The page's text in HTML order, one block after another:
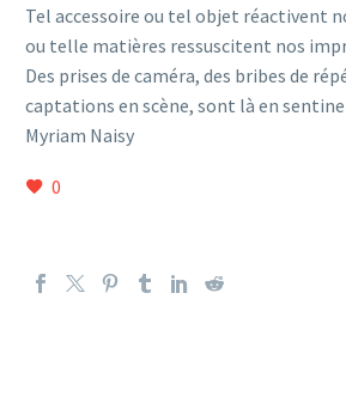
Tel accessoire ou tel objet réactivent
ou telle matières ressuscitent nos
Des prises de caméra, des bribes de
captations en scène, sont là en
Myriam Naisy
0